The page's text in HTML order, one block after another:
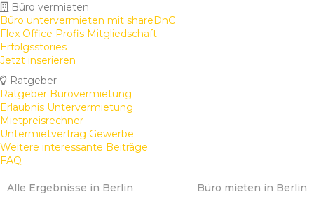
Büro vermieten
Büro untervermieten mit shareDnC
Flex Office Profis Mitgliedschaft
Erfolgsstories
Jetzt inserieren
Ratgeber
Ratgeber Bürovermietung
Erlaubnis Untervermietung
Mietpreisrechner
Untermietvertrag Gewerbe
Weitere interessante Beiträge
FAQ
Alle Ergebnisse in Berlin Büro mieten in Berlin